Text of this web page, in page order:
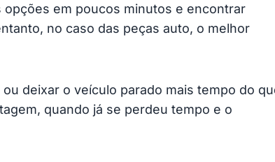
opções em poucos minutos e encontrar
no caso das peças auto, o melhor
deixar o veículo parado mais tempo do
quando já se perdeu tempo e o